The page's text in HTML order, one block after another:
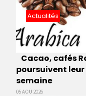
Actualités
Cacao, cafés
poursuivent
semaine
05 AOÛ 2026